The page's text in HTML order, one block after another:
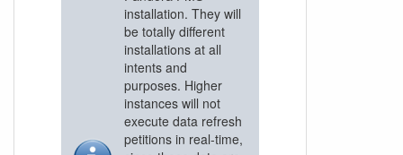
installation. They will
be totally different
installations at all
intents and
purposes. Higher
instances will not
execute data refresh
petitions in real-time,